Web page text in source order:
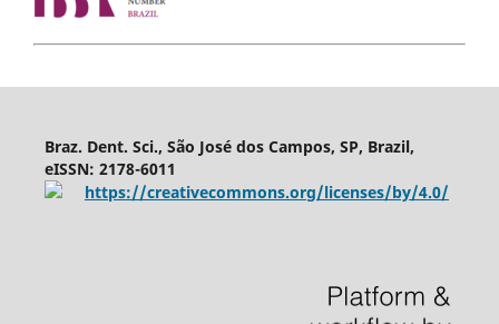
Braz. Dent. Sci., São José dos Campos, SP, Brazil,
eISSN: 2178-6011
https://creativecommons.org/licenses/by/4.0/